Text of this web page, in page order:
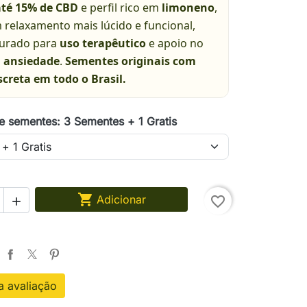
15% de CBD e perfil rico em limoneno,
relaxamento mais lúcido e funcional,
para uso terapêuticoe apoio no
ansiedade. Sementes originais com
em todo o Brasil.
sementes: 3 Sementes + 1 Gratis
  Adicionar favorite_border
avaliação